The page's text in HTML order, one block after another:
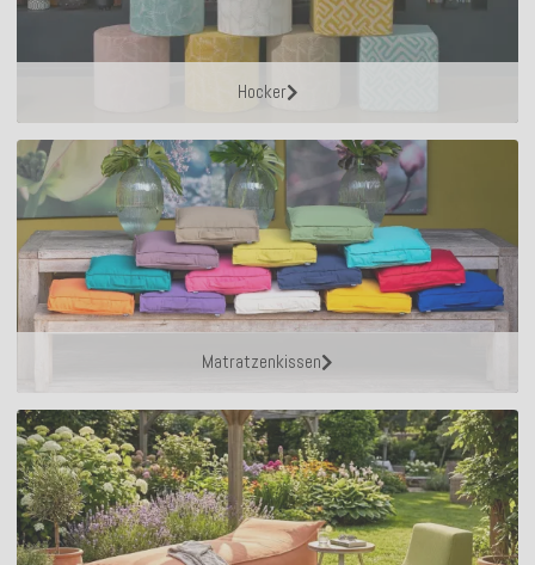
Hocker
Matratzenkissen